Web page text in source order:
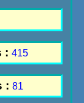
:415
:81